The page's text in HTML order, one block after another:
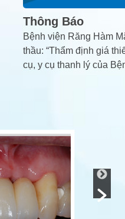
Thông Báo
Bệnh viện Răng Hàm
thầu: “Thẩm định giá
cụ, y cụ thanh lý của